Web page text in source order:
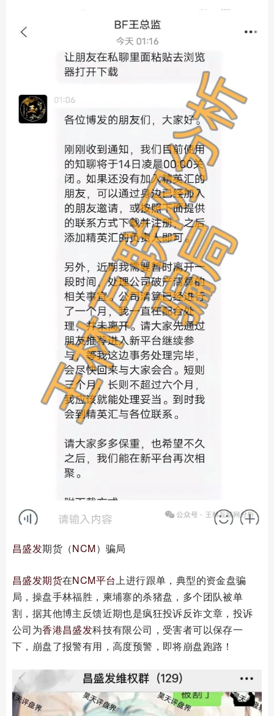
昌盛发期货（NCM）骗局
昌盛发期货在NCM平台上进行跟单，典型的资金盘骗
局，操盘手林福胜，柬埔寨的杀猪盘，多个团队被单
割，据其他博主反馈近期也是疯狂投诉反诈文章，投诉
公司为香港昌盛发科技有限公司，受害者可以保存一
下，崩盘了报警有用，高度预警，即将崩盘跑路！